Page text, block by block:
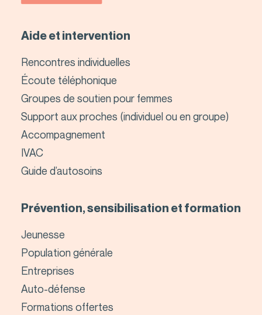
Aide et intervention
Rencontres individuelles
Écoute téléphonique
Groupes de soutien pour femmes
Support aux proches (individuel ou en groupe)
Accompagnement
IVAC
Guide d’autosoins
Prévention, sensibilisation et formation
Jeunesse
Population générale
Entreprises
Auto-défense
Formations offertes